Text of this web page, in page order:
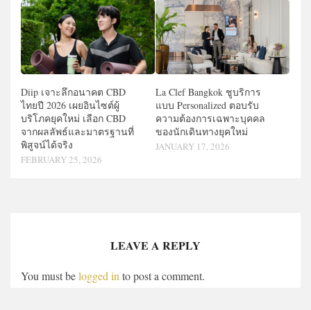
Diip เจาะลึกอนาคต CBD
ไทยปี 2026 เผยอินไซต์ผู้
บริโภคยุคใหม่ เลือก CBD
จากผลลัพธ์และมาตรฐานที่
พิสูจน์ได้จริง
FEBRUARY 25, 2026
La Clef Bangkok ชูบริการ
แบบ Personalized ตอบรับ
ความต้องการเฉพาะบุคคล
ของนักเดินทางยุคใหม่
JANUARY 17, 2026
LEAVE A REPLY
You must belogged in to post a comment.